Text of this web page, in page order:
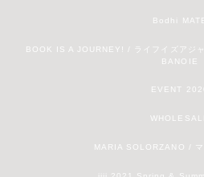
Bodhi
BOOK IS A JOURNEY! / ライフイズアジ
BANOIE
EVENT
MARIA SOLORZANO / マ